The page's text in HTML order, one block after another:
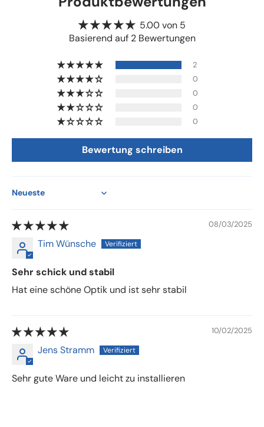
5.00 von 5
Basierend auf 2 Bewertungen
2
0
0
0
0
Bewertung schreiben
Sort by
08/03/2025
Tim Wünsche
Sehr schick und stabil
Hat eine schöne Optik und ist sehr stabil
10/02/2025
Jens Stramm
Sehr gute Ware und leicht zu installieren